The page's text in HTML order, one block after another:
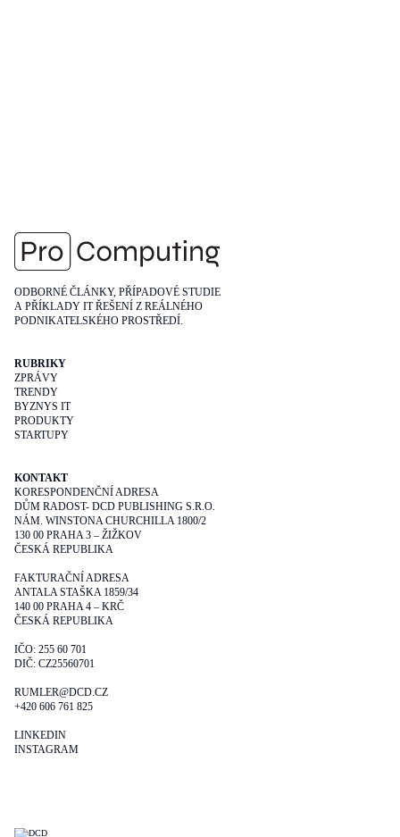
ODBORNÉ ČLÁNKY, PŘÍPADOVÉ STUDIE
A PŘÍKLADY IT ŘEŠENÍ Z REÁLNÉHO
PODNIKATELSKÉHO PROSTŘEDÍ.
RUBRIKY
ZPRÁVY
TRENDY
BYZNYS IT
PRODUKTY
STARTUPY
KONTAKT
KORESPONDENČNÍ ADRESA
DŮM RADOST- DCD PUBLISHING S.R.O.
NÁM. WINSTONA CHURCHILLA 1800/2
130 00 PRAHA 3 – ŽIŽKOV
ČESKÁ REPUBLIKA
FAKTURAČNÍ ADRESA
ANTALA STAŠKA 1859/34
140 00 PRAHA 4 – KRČ
ČESKÁ REPUBLIKA
IČO: 255 60 701
DIČ: CZ25560701
RUMLER@DCD.CZ
+420 606 761 825
LINKEDIN
INSTAGRAM